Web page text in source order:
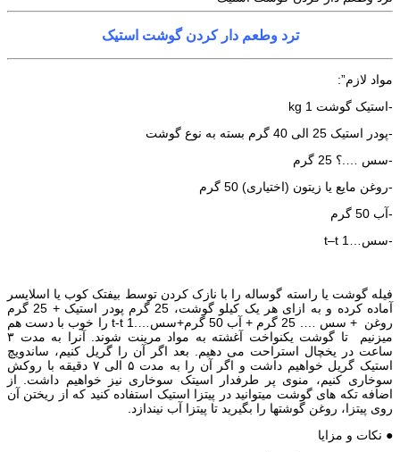
ترد وطعم دار کردن گوشت استیک
مواد لازم”:
-استیک گوشت 1 kg
-پودر استیک 25 الی 40 گرم بسته به نوع گوشت
-سس ….؟ 25 گرم
-روغن مایع یا زیتون (اختیاری) 50 گرم
-آب 50 گرم
-سس…1 t–t
فیله گوشت یا راسته گوساله را با نازک کردن توسط بیفتک کوب یا اسلایسر
آماده کرده و به ازای هر یک کیلو گوشت، 25 گرم پودر استیک + 25 گرم
روغن + سس …. 25 گرم + آب 50 گرم+سس….1 t-t را خوب با دست هم
میزنیم تا گوشت یکنواخت آغشته به مواد مرینت شوند. آنرا به مدت ۳
ساعت در یخچال استراحت می دهیم. بعد اگر آن را گریل کنیم، ساندویچ
استیک گریل خواهیم داشت و اگر آن را به مدت ۵ الی ۷ دقیقه با روکش
سوخاری کنیم، منوی پر طرفدار اسیتک سوخاری نیز خواهیم داشت. از
اضافه تکه های گوشت میتوانید در پیتزا استیک استفاده کنید که از ریختن آن
روی پیتزا، روغن گوشتها را بگیرید تا پیتزا آب نیندازد.
● نکات و مزایا